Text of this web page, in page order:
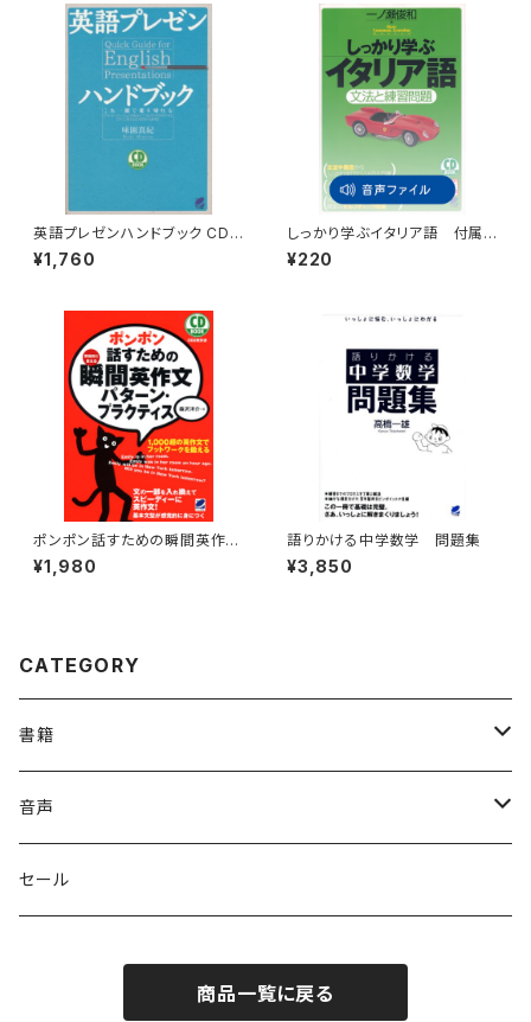
英語プレゼンハンドブック CD
BOOK
¥1,760
しっかり学ぶイタリア語 付属
音声
¥220
ポンポン話すための瞬間英作文
パターン・プラクティス CD BO
OK
¥1,980
語りかける中学数学 問題集
¥3,850
CATEGORY
書籍
英語
英会話・表現集
各国語
音声
英会話・表現集
セール
商品一覧に戻る